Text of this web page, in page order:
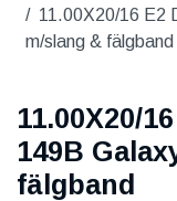
11.00X20/16 E2
m/slang & fälgband
11.00X20/
149B
fälgband